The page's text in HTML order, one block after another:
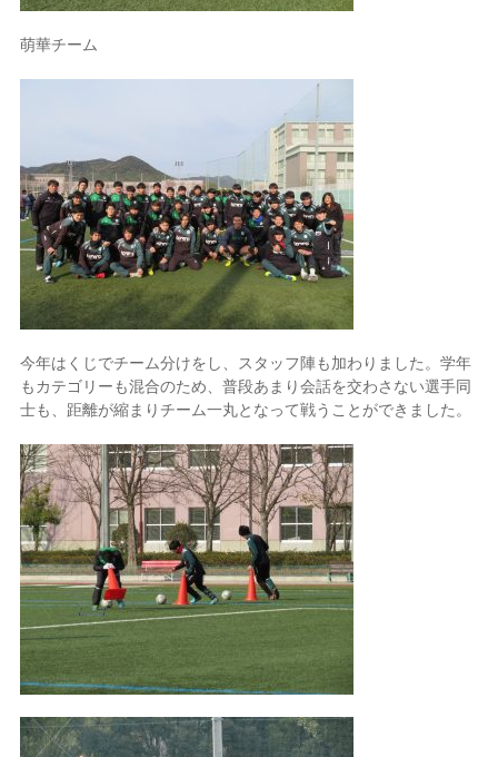
萌華チーム
今年はくじでチーム分けをし、スタッフ陣も加わりました。学年
もカテゴリーも混合のため、普段あまり会話を交わさない選手同
士も、距離が縮まりチーム一丸となって戦うことができました。